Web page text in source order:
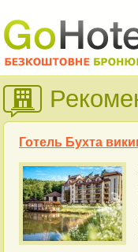
Готель Бухта